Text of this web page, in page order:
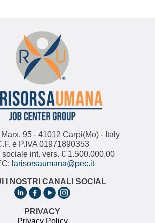
95 - 41012 Carpi(Mo) - Italy
e P.IVA 01971890353
int. vers. € 1.500.000,00
larisorsaumana@pec.it
I NOSTRI CANALI SOCIAL
PRIVACY